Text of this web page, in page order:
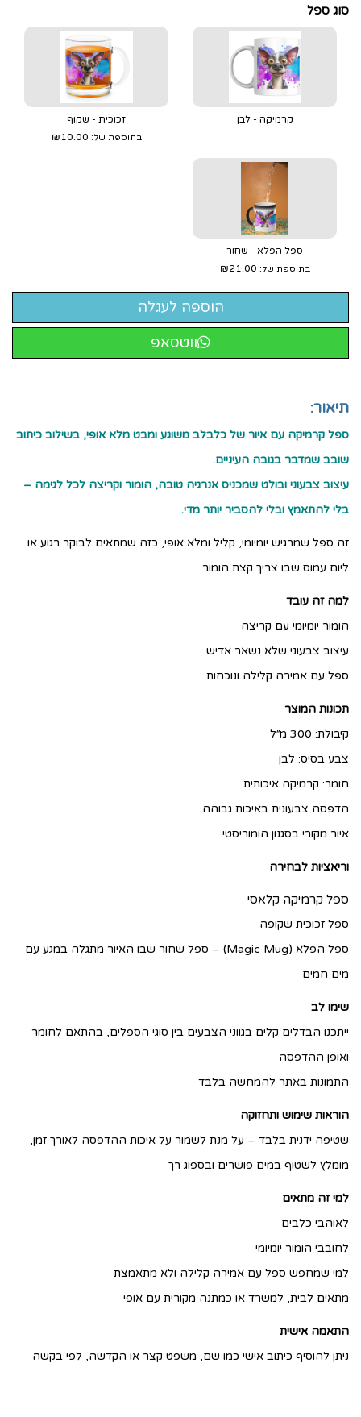
סוג ספל
קרמיקה - לבן זכוכית - שקוף
בתוספת של: ₪10.00
ספל הפלא - שחור
בתוספת של: ₪21.00
ווטסאפ
תיאור:
ספל קרמיקה עם איור של כלבלב משוגע ומבט מלא אופי, בשילוב כיתוב
שובב שמדבר בגובה העיניים.
עיצוב צבעוני ובולט שמכניס אנרגיה טובה, הומור וקריצה לכל לגימה –
בלי להתאמץ ובלי להסביר יותר מדי.
זה ספל שמרגיש יומיומי, קליל ומלא אופי, כזה שמתאים לבוקר רגוע או
ליום עמוס שבו צריך קצת הומור.
למה זה עובד
הומור יומיומי עם קריצה
עיצוב צבעוני שלא נשאר אדיש
ספל עם אמירה קלילה ונוכחות
תכונות המוצר
קיבולת: 300 מ״ל
צבע בסיס: לבן
חומר: קרמיקה איכותית
הדפסה צבעונית באיכות גבוהה
איור מקורי בסגנון הומוריסטי
וריאציות לבחירה
ספל קרמיקה קלאסי
ספל זכוכית שקופה
ספל הפלא (Magic Mug) – ספל שחור שבו האיור מתגלה במגע עם
מים חמים
שימו לב
ייתכנו הבדלים קלים בגווני הצבעים בין סוגי הספלים, בהתאם לחומר
ואופן ההדפסה
התמונות באתר להמחשה בלבד
הוראות שימוש ותחזוקה
שטיפה ידנית בלבד – על מנת לשמור על איכות ההדפסה לאורך זמן,
מומלץ לשטוף במים פושרים ובספוג רך
למי זה מתאים
לאוהבי כלבים
לחובבי הומור יומיומי
למי שמחפש ספל עם אמירה קלילה ולא מתאמצת
מתאים לבית, למשרד או כמתנה מקורית עם אופי
התאמה אישית
ניתן להוסיף כיתוב אישי כמו שם, משפט קצר או הקדשה, לפי בקשה